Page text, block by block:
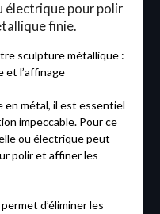
électrique pour polir
finie.
sculpture métallique :
et l’affinage
en métal, il est essentiel
impeccable. Pour ce
ou électrique peut
polir et affiner les
d’éliminer les